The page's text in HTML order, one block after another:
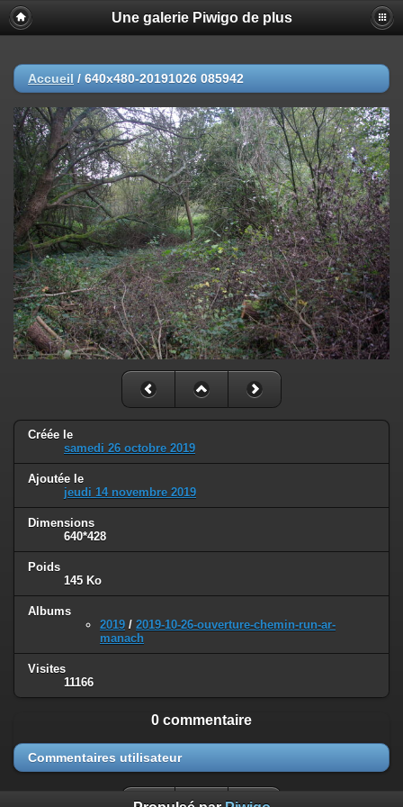
Une galerie Piwigo de plus
Accueil / 640x480-20191026 085942
Créée le
samedi 26 octobre 2019
Ajoutée le
jeudi 14 novembre 2019
Dimensions
640*428
Poids
145 Ko
Albums
2019 / 2019-10-26-ouverture-chemin-run-ar-
manach
Visites
11166
0 commentaire
Commentaires utilisateur